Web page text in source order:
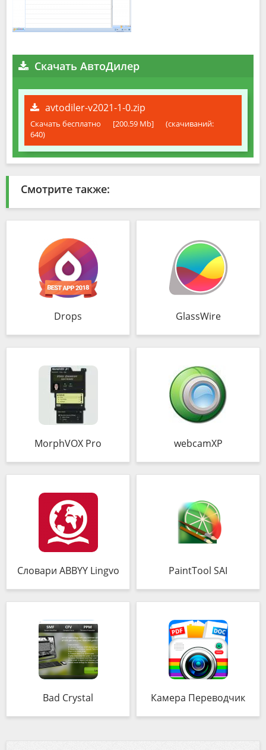
Скачать АвтоДилер
avtodiler-v2021-1-0.zip
Скачать бесплатно [200.59 Mb]
(cкачиваний:
640)
Смотрите также:
Drops GlassWire
MorphVOX Pro webcamXP
Словари ABBYY Lingvo PaintTool SAI
Bad Crystal Камера Переводчик